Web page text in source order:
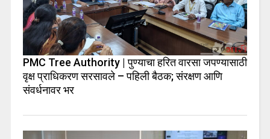
PMC Tree Authority | पुण्याचा हरित वारसा जपण्यासाठी
वृक्ष प्राधिकरण सरसावले – पहिली बैठक; संरक्षण आणि
संवर्धनावर भर